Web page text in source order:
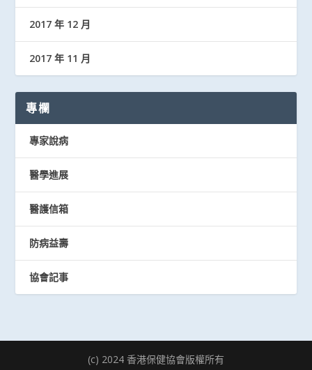
2017 年 12 月
2017 年 11 月
專欄
專家說病
醫學進展
醫護信箱
防病益壽
協會記事
(c) 2024 香港保健協會版權所有